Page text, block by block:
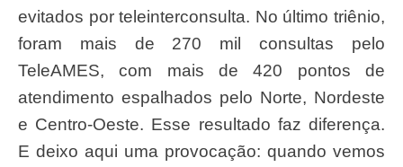
evitados por teleinterconsulta. No último triênio,
foram mais de 270 mil consultas pelo
TeleAMES, com mais de 420 pontos de
atendimento espalhados pelo Norte, Nordeste
e Centro-Oeste. Esse resultado faz diferença.
E deixo aqui uma provocação: quando vemos